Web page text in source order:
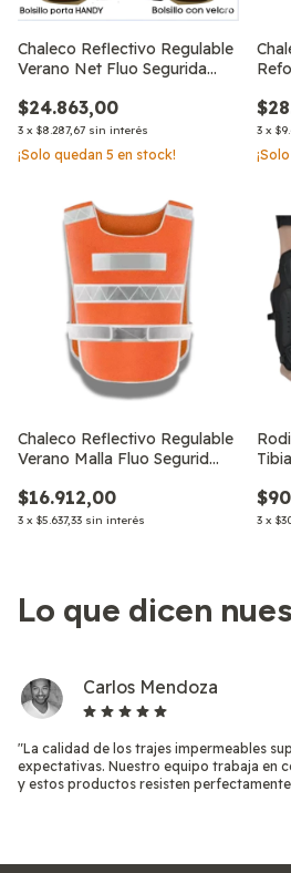
Chaleco Reflectivo Regulable
Verano Net Fluo Segurida
$24.863,00
3 x $8.287,67 sin interés
¡Solo quedan 5 en stock!
3 x
Chaleco Reflectivo Regulable
Verano Malla Fluo Segurid
$16.912,00
3 x $5.637,33 sin interés 3 x
Lo que dicen
Carlos Mendoza
"La calidad de los trajes impermeables
expectativas. Nuestro equipo trabaja en
y estos productos resisten